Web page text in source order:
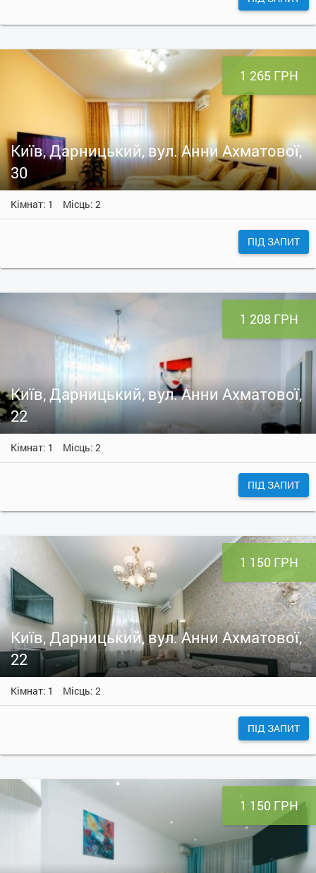
1 265 ГРН
Київ, Дарницький, вул. Анни Ахматової,
30
Кімнат: 1 Місць: 2
ПІД ЗАПИТ
1 208 ГРН
Київ, Дарницький, вул. Анни Ахматової,
22
Кімнат: 1 Місць: 2
ПІД ЗАПИТ
1 150 ГРН
Київ, Дарницький, вул. Анни Ахматової,
22
Кімнат: 1 Місць: 2
ПІД ЗАПИТ
1 150 ГРН